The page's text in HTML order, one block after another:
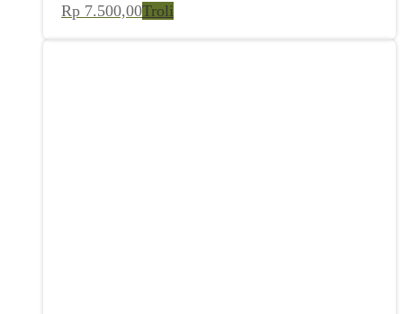
Rp 7.500,00Troli